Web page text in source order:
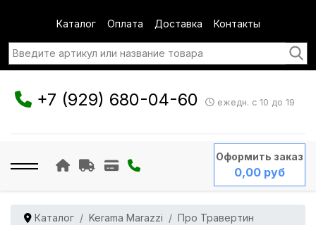
Каталог Оплата Доставка Контакты
+7 (929) 680-04-60 ежедн. с 10 до 19
Оформить заказ
0,00 руб
Каталог Kerama Marazzi
Про Травертин